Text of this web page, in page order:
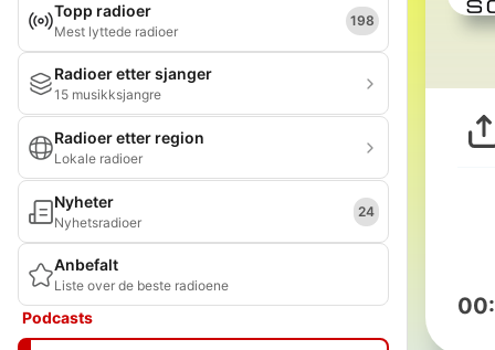
Topp radioer
Mest lyttede radioer
198
Radioer etter sjanger
15 musikksjangre
Radioer etter region
Lokale radioer
Nyheter
Nyhetsradioer
24
Anbefalt
Liste over de beste radioene
Podcasts